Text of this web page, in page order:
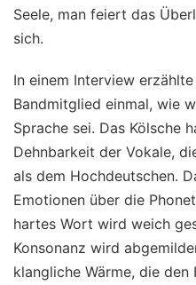
Seele, man feiert das
sich.
In einem Interview
Bandmitglied einmal, wie
Sprache sei. Das Kölsche
Dehnbarkeit der Vokale,
als dem Hochdeutschen.
Emotionen über die
hartes Wort wird weich
Konsonanz wird
klangliche Wärme, die